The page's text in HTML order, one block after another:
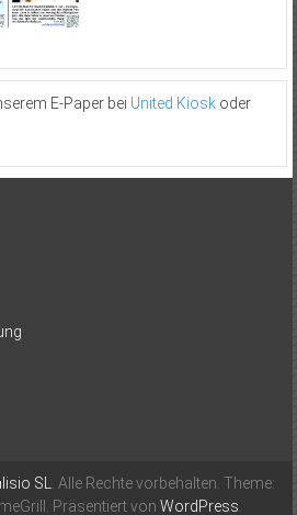
E-Paper bei United Kioskoder
SL. Alle Rechte vorbehalten. Theme:
Präsentiert von WordPress.